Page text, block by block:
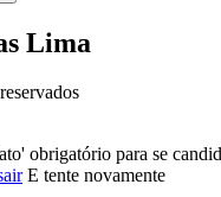
Lima
obrigatório para se
E tente novamente